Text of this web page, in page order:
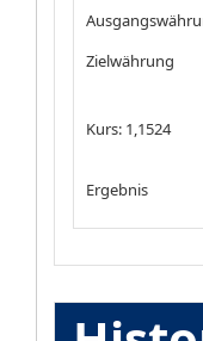
Zielwährung
Kurs: 1,1524
Ergebnis